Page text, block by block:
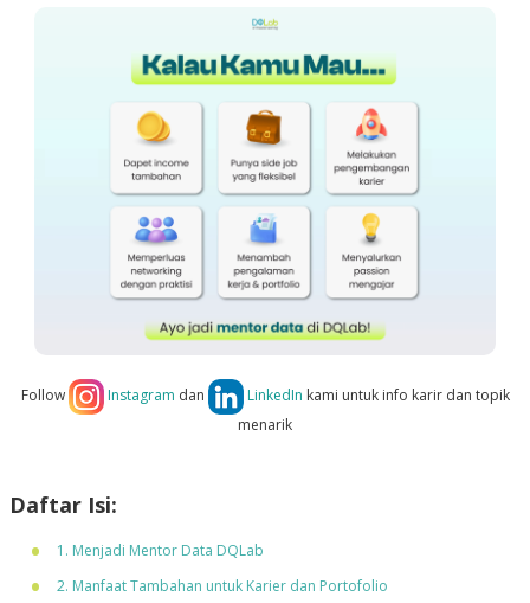
Follow Instagram dan LinkedIn kami untuk info karir dan topik
menarik
Daftar Isi:
1. Menjadi Mentor Data DQLab
2. Manfaat Tambahan untuk Karier dan Portofolio